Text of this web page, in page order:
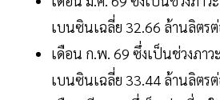
เบนซินเฉลี่ย 32.66 ล้านลิตร
เดือน ก.พ. 69 ซึ่งเป็นช่วงภา
เบนซินเฉลี่ย 33.44 ล้านลิตร